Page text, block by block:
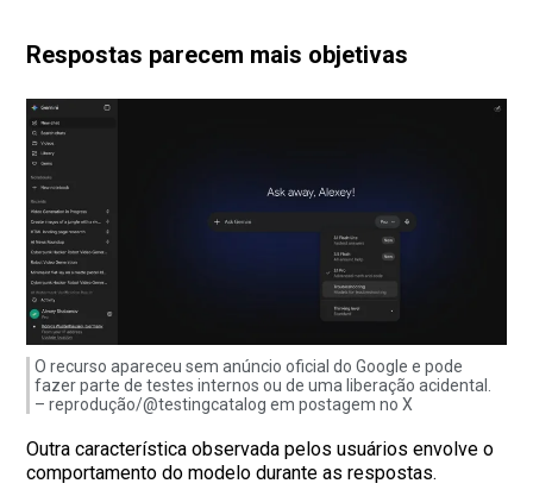
Respostas parecem mais objetivas
O recurso apareceu sem anúncio oficial do Google e pode
fazer parte de testes internos ou de uma liberação acidental.
– reprodução/@testingcatalog em postagem no X
Outra característica observada pelos usuários envolve o
comportamento do modelo durante as respostas.